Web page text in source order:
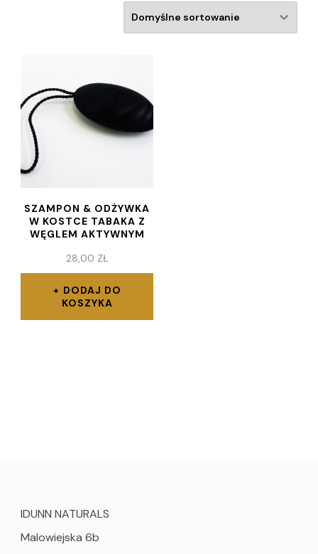
SZAMPON & ODŻYWKA
W KOSTCE TABAKA Z
WĘGLEM AKTYWNYM
28,00 ZŁ
DODAJ DO
KOSZYKA
IDUNN NATURALS
Malowiejska 6b